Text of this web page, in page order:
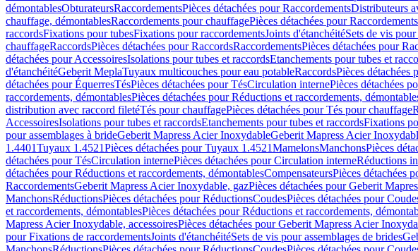
démontablesObturateursRaccordementsPièces détachées pour RaccordementsDistributeurs
chauffage, démontablesRaccordements pour chauffagePièces détachées pour
raccordsFixations pour tubesFixations pour raccordementsJoints d'étanchéitéSets de vis
chauffageRaccordsPièces détachées pour RaccordsRaccordementsPièces détachées pour
détachées pour AccessoiresIsolations pour tubes et raccordsEtanchements pour tubes et
d'étanchéitéGeberit MeplaTuyaux multicouches pour eau potableRaccordsPièces détachées
détachées pour ÉquerresTésPièces détachées pour TésCirculation internePièces détachées
raccordements, démontablesPièces détachées pour Réductions et raccordements,
distribution avec raccord filetéTés pour chauffagePièces détachées pour Tés pour chauffage
AccessoiresIsolations pour tubes et raccordsEtanchements pour tubes et raccordsFixations
pour assemblages à brideGeberit Mapress Acier InoxydableGeberit Mapress Acier
1.4401Tuyaux 1.4521Pièces détachées pour Tuyaux 1.4521MamelonsManchonsPièces
détachées pour TésCirculation internePièces détachées pour Circulation interneRéductions
détachées pour Réductions et raccordements, démontablesCompensateursPièces détachées
RaccordementsGeberit Mapress Acier Inoxydable, gazPièces détachées pour Geberit
ManchonsRéductionsPièces détachées pour RéductionsCoudesPièces détachées pour
et raccordements, démontablesPièces détachées pour Réductions et raccordements,
Mapress Acier Inoxydable, accessoiresPièces détachées pour Geberit Mapress Acier
pour Fixations de raccordementsJoints d'étanchéitéSets de vis pour assemblages de brides